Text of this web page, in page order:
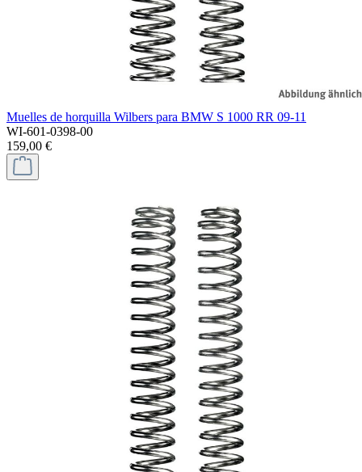
Muelles de horquilla Wilbers para BMW S 1000 RR 09-11
WI-601-0398-00
159,00 €